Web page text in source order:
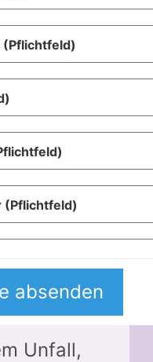
(Pflichtfeld)
(Pflichtfeld)
Unfall,